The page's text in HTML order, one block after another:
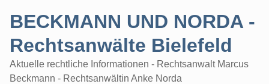
BECKMANN UND NORDA -
Rechtsanwälte Bielefeld
Aktuelle rechtliche Informationen - Rechtsanwalt Marcus
Beckmann - Rechtsanwältin Anke Norda